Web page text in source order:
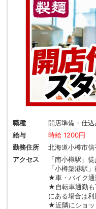
職種
開店準備・仕
給与
時給 1200円
勤務住所
北海道小樽市信
アクセス
「南小樽駅」
「小樽築港駅
★車・バイク通
★自転車通勤も
にある場合は利
★近隣にショッ